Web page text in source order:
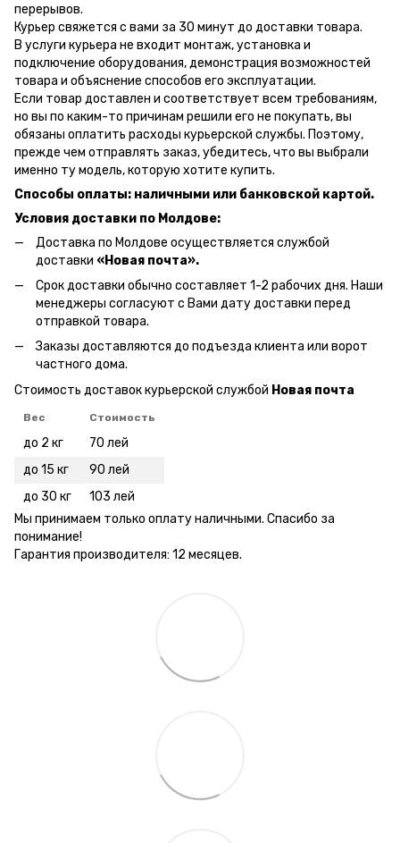
перерывов.
Курьер свяжется с вами за 30 минут до доставки товара.
В услуги курьера не входит монтаж, установка и
подключение оборудования, демонстрация возможностей
товара и объяснение способов его эксплуатации.
Если товар доставлен и соответствует всем требованиям,
но вы по каким-то причинам решили его не покупать, вы
обязаны оплатить расходы курьерской службы. Поэтому,
прежде чем отправлять заказ, убедитесь, что вы выбрали
именно ту модель, которую хотите купить.
Способы оплаты: наличными или банковской картой.
Условия доставки по Молдове:
Доставка по Молдове осуществляется службой
доставки «Новая почта».
Срок доставки обычно составляет 1-2 рабочих дня. Наши
менеджеры согласуют с Вами дату доставки перед
отправкой товара.
Заказы доставляются до подъезда клиента или ворот
частного дома.
Стоимость доставок курьерской службой Новая почта
Вес Стоимость
до 2 кг
70 лей
до 15 кг
90 лей
до 30 кг
103 лей
Мы принимаем только оплату наличными. Спасибо за
понимание!
Гарантия производителя: 12 месяцев.